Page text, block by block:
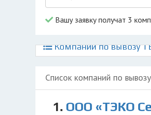
Вашу заявку получат 3
Компании по вывозу
Список компаний по
1. ООО «ТЭКО